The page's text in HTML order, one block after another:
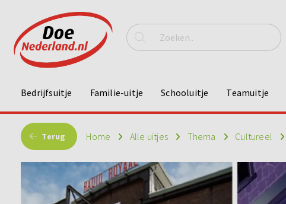
Bedrijfsuitje Familie-uitje Schooluitje Teamuitje
Terug Home Alle uitjes Thema Cultureel